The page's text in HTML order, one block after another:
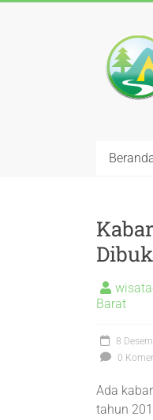
Barat
8
0
Ada
tahun